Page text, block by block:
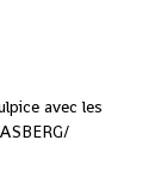
avec les